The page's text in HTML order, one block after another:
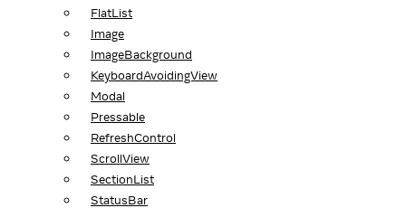
FlatList
Image
ImageBackground
KeyboardAvoidingView
Modal
Pressable
RefreshControl
ScrollView
SectionList
StatusBar